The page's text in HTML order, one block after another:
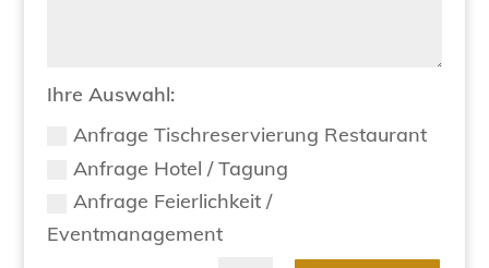
Ihre Auswahl:
Anfrage Tischreservierung Restaurant
Anfrage Hotel / Tagung
Anfrage Feierlichkeit /
Eventmanagement